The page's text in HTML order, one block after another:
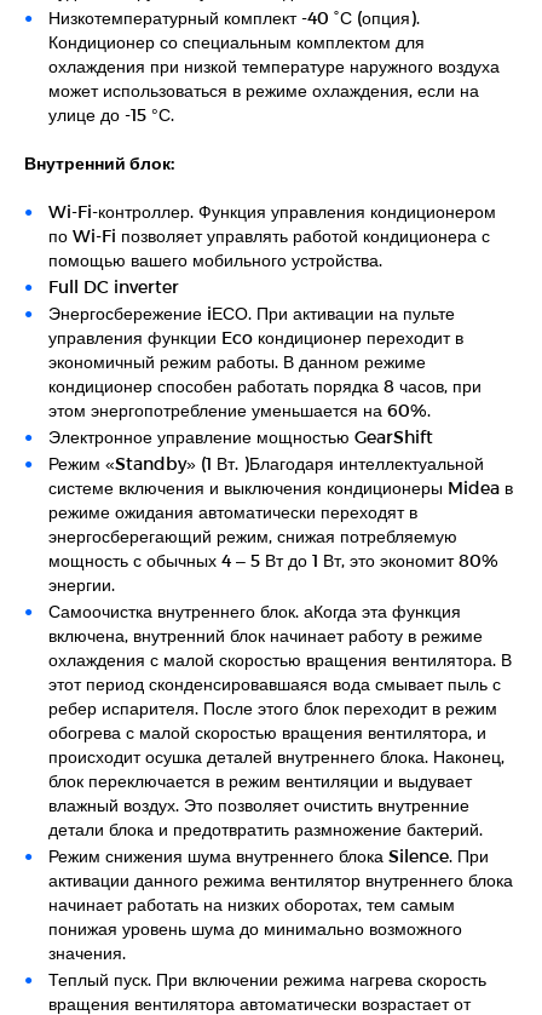
Низкотемпературный комплект -40 ˚С (опция).
Кондиционер со специальным комплектом для
охлаждения при низкой температуре наружного воздуха
может использоваться в режиме охлаждения, если на
улице до -15 °С.
Внутренний блок:
Wi-Fi-контроллер. Функция управления кондиционером
по Wi-Fi позволяет управлять работой кондиционера с
помощью вашего мобильного устройства.
Full DC inverter
Энергосбережение iЕСО. При активации на пульте
управления функции Eco кондиционер переходит в
экономичный режим работы. В данном режиме
кондиционер способен работать порядка 8 часов, при
этом энергопотребление уменьшается на 60%.
Электронное управление мощностью GearShift
Режим «Standby» (1 Вт. )Благодаря интеллектуальной
системе включения и выключения кондиционеры Midea в
режиме ожидания автоматически переходят в
энергосберегающий режим, снижая потребляемую
мощность с обычных 4 – 5 Вт до 1 Вт, это экономит 80%
энергии.
Самоочистка внутреннего блок. аКогда эта функция
включена, внутренний блок начинает работу в режиме
охлаждения с малой скоростью вращения вентилятора. В
этот период сконденсировавшаяся вода смывает пыль с
ребер испарителя. После этого блок переходит в режим
обогрева с малой скоростью вращения вентилятора, и
происходит осушка деталей внутреннего блока. Наконец,
блок переключается в режим вентиляции и выдувает
влажный воздух. Это позволяет очистить внутренние
детали блока и предотвратить размножение бактерий.
Режим снижения шума внутреннего блока Silence. При
активации данного режима вентилятор внутреннего блока
начинает работать на низких оборотах, тем самым
понижая уровень шума до минимально возможного
значения.
Теплый пуск. При включении режима нагрева скорость
вращения вентилятора автоматически возрастает от